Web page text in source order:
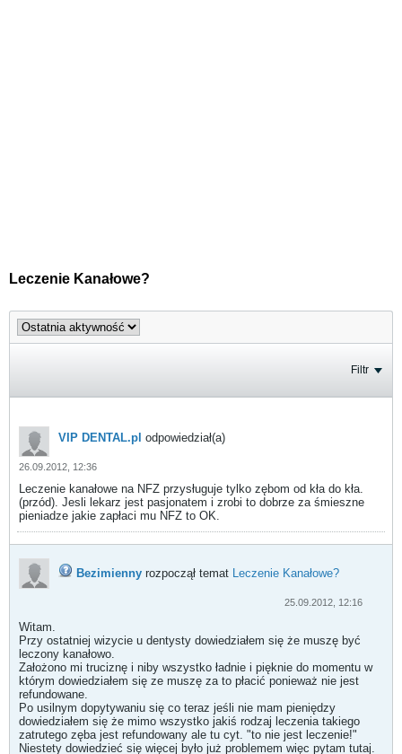
Leczenie Kanałowe?
Filtr
VIP DENTAL.pl odpowiedział(a)
26.09.2012, 12:36
Leczenie kanałowe na NFZ przysługuje tylko zębom od kła do kła.
(przód). Jesli lekarz jest pasjonatem i zrobi to dobrze za śmieszne
pieniadze jakie zapłaci mu NFZ to OK.
Bezimienny rozpoczął temat Leczenie Kanałowe?
25.09.2012, 12:16
Witam.
Przy ostatniej wizycie u dentysty dowiedziałem się że muszę być
leczony kanałowo.
Założono mi truciznę i niby wszystko ładnie i pięknie do momentu w
którym dowiedziałem się ze muszę za to płacić ponieważ nie jest
refundowane.
Po usilnym dopytywaniu się co teraz jeśli nie mam pieniędzy
dowiedziałem się że mimo wszystko jakiś rodzaj leczenia takiego
zatrutego zęba jest refundowany ale tu cyt. "to nie jest leczenie!"
Niestety dowiedzieć się więcej było już problemem więc pytam tutaj.